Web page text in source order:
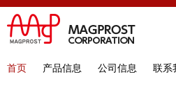
首页 产品信息 公司信息 联系